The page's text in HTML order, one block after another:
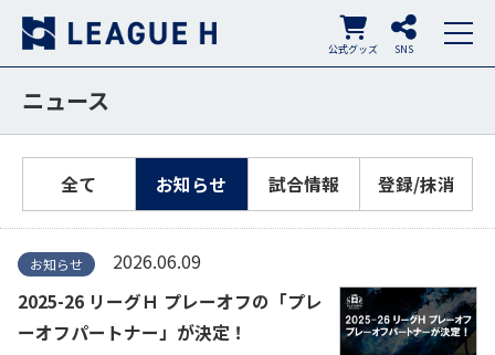
SNS
公式グッズ
ニュース
全て お知らせ 試合情報 登録/抹消
お知らせ
2026.06.09
2025-26 リーグＨ プレーオフの「プレ
ーオフパートナー」が決定！